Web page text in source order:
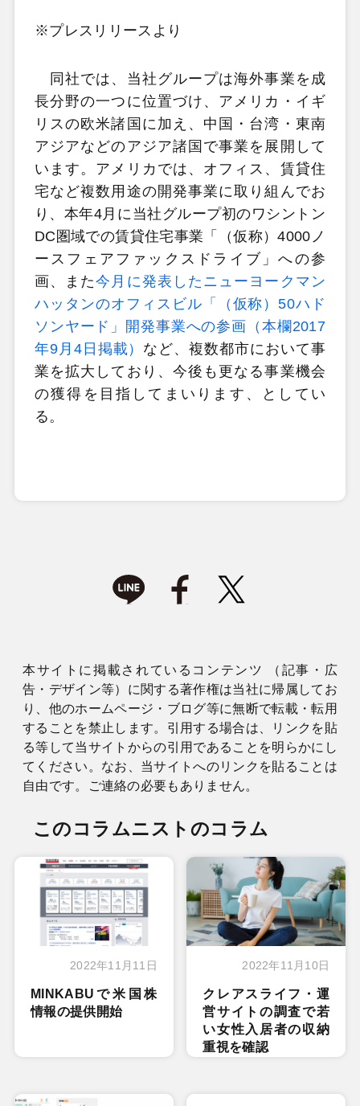
※プレスリリースより
同社では、当社グループは海外事業を成
長分野の一つに位置づけ、アメリカ・イギ
リスの欧米諸国に加え、中国・台湾・東南
アジアなどのアジア諸国で事業を展開して
います。アメリカでは、オフィス、賃貸住
宅など複数用途の開発事業に取り組んでお
り、本年4月に当社グループ初のワシントン
DC圏域での賃貸住宅事業「（仮称）4000ノ
ースフェアファックスドライブ」への参
画、また今月に発表したニューヨークマン
ハッタンのオフィスビル「（仮称）50ハド
ソンヤード」開発事業への参画（本欄2017
年9月4日掲載） など、複数都市において事
業を拡大しており、今後も更なる事業機会
の獲得を目指してまいります、としてい
る。
本サイトに掲載されているコンテンツ （記事・広
告・デザイン等）に関する著作権は当社に帰属してお
り、他のホームページ・ブログ等に無断で転載・転用
することを禁止します。引用する場合は、リンクを貼
る等して当サイトからの引用であることを明らかにし
てください。なお、当サイトへのリンクを貼ることは
自由です。ご連絡の必要もありません。
このコラムニストのコラム
2022年11月11日
MINKABUで米国株
情報の提供開始
2022年11月10日
クレアスライフ・運
営サイトの調査で若
い女性入居者の収納
重視を確認